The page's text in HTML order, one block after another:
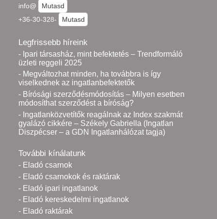
info@
Mutasd
+36-30-328-
Mutasd
Legfrissebb híreink
- Ipari társasház, mint befektetés – Trendformáló
üzleti reggeli 2025
- Megváltozhat minden, ha továbbra is így
viselkednek az ingatlanbefektetők
- Bírósági szerződésmódosítás – Milyen esetben
módosíthat szerződést a bíróság?
- Ingatlanközvetítők reagálnak az Index szakmát
gyalázó cikkére – Székely Gabriella (Ingatlan
Diszpécser – a GDN Ingatlanhálózat tagja)
További kínálatunk
- Eladó csarnok
- Eladó csarnokok és raktárak
- Eladó ipari ingatlanok
- Eladó kereskedelmi ingatlanok
- Eladó raktárak